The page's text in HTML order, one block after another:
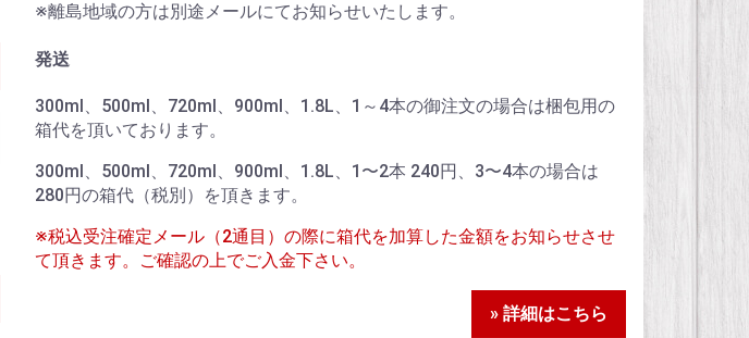
※離島地域の方は別途メールにてお知らせいたします。
発送
300ml、500ml、720ml、900ml、1.8L、1～4本の御注文の場合は梱包用の
箱代を頂いております。
300ml、500ml、720ml、900ml、1.8L、1〜2本 240円、3〜4本の場合は
280円の箱代（税別）を頂きます。
※税込受注確定メール（2通目）の際に箱代を加算した金額をお知らせさせ
て頂きます。ご確認の上でご入金下さい。
» 詳細はこちら